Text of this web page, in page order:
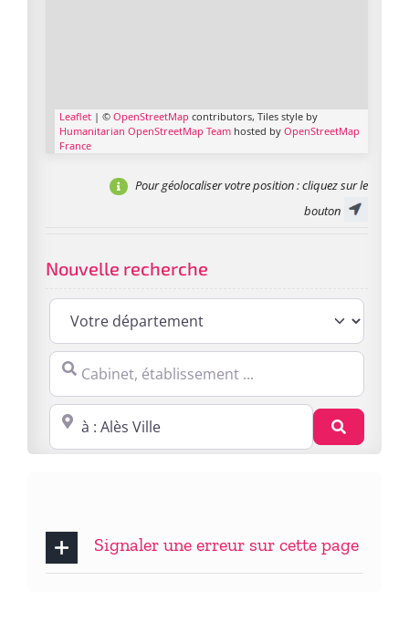
Leaflet | © OpenStreetMap contributors, Tiles style by
Humanitarian OpenStreetMap Team hosted by OpenStreetMap
France
Pour géolocaliser votre position: cliquez sur le
bouton
Nouvelle recherche
Cabinet, établissement ...
Proche de : ville, cp, lieu ...
Signaler une erreur sur cette page